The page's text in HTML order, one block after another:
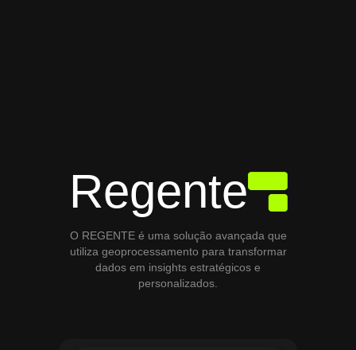
Regente
O REGENTE é uma solução avançada que
utiliza geoprocessamento para transformar
dados em insights estratégicos e
personalizados.